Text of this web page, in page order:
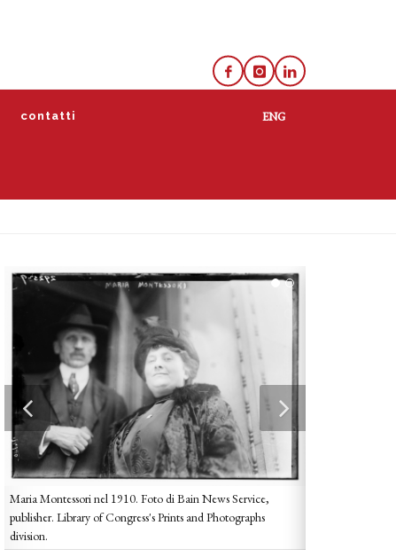
contatti
Maria Montessori nel 1910. Foto di Bain News Service,
publisher. Library of Congress's Prints and Photographs
division.